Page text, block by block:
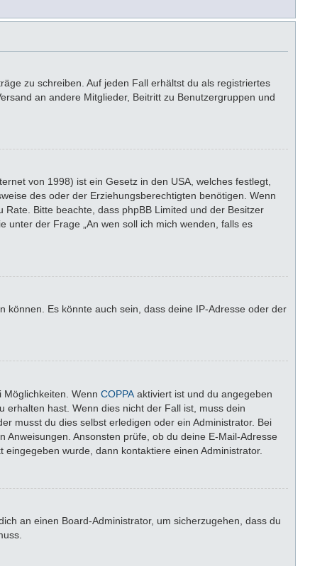
zu schreiben. Auf jeden Fall erhältst du als registriertes
an andere Mitglieder, Beitritt zu Benutzergruppen und
von 1998) ist ein Gesetz in den USA, welches festlegt,
des oder der Erziehungsberechtigten benötigen. Wenn
Bitte beachte, dass phpBB Limited und der Besitzer
unter der Frage „An wen soll ich mich wenden, falls es
können. Es könnte auch sein, dass deine IP-Adresse oder der
Wenn COPPA aktiviert ist und du angegeben
erhalten hast. Wenn dies nicht der Fall ist, muss dein
musst du dies selbst erledigen oder ein Administrator. Bei
Ansonsten prüfe, ob du deine E-Mail-Adresse
wurde, dann kontaktiere einen Administrator.
an einen Board-Administrator, um sicherzugehen, dass du